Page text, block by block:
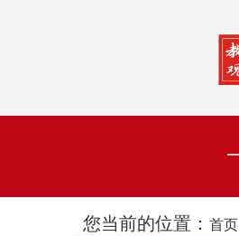
您当前的位置： 首页